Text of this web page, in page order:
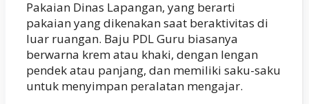
Pakaian Dinas Lapangan, yang berarti
pakaian yang dikenakan saat beraktivitas di
luar ruangan. Baju PDL Guru biasanya
berwarna krem atau khaki, dengan lengan
pendek atau panjang, dan memiliki saku-saku
untuk menyimpan peralatan mengajar.